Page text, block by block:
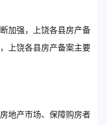
加强，上饶各县房产备
上饶各县房产备案主要
地产市场、保障购房者